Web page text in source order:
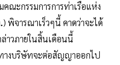
ณะกรรมการการท่าเรือแห่ง
) พิจารณาเร็วๆนี้ คาดว่าจะได้
าวภายในสิ้นเดือนนี้
างบริษัทจะต่อสัญญาออกไป